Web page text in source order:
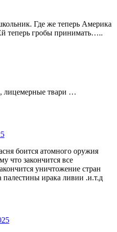
Где же теперь Америка
теперь гробы принимать…..
лицемерные твари …
боится атомного оружия
что закончится все
уничтожение стран
палестины ирака ливии .и.т.д